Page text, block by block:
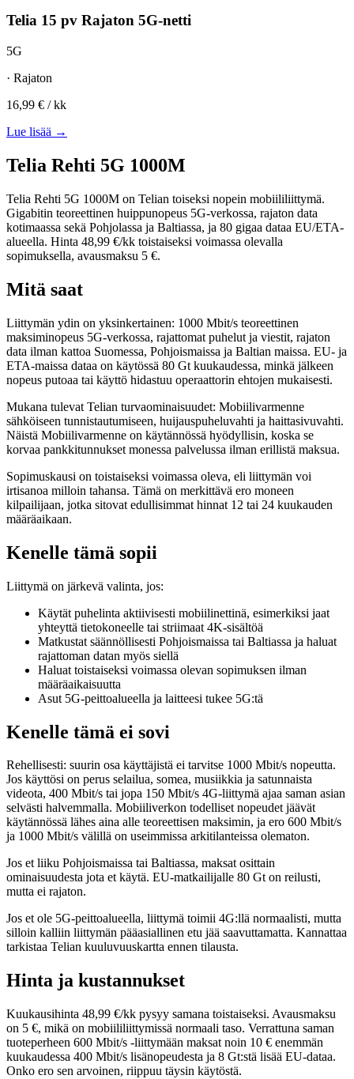
Telia 15 pv Rajaton 5G-netti
5G
· Rajaton
16,99 € / kk
Lue lisää →
Telia Rehti 5G 1000M
Telia Rehti 5G 1000M on Telian toiseksi nopein mobiililiittymä.
Gigabitin teoreettinen huippunopeus 5G-verkossa, rajaton data
kotimaassa sekä Pohjolassa ja Baltiassa, ja 80 gigaa dataa EU/ETA-
alueella. Hinta 48,99 €/kk toistaiseksi voimassa olevalla
sopimuksella, avausmaksu 5 €.
Mitä saat
Liittymän ydin on yksinkertainen: 1000 Mbit/s teoreettinen
maksiminopeus 5G-verkossa, rajattomat puhelut ja viestit, rajaton
data ilman kattoa Suomessa, Pohjoismaissa ja Baltian maissa. EU- ja
ETA-maissa dataa on käytössä 80 Gt kuukaudessa, minkä jälkeen
nopeus putoaa tai käyttö hidastuu operaattorin ehtojen mukaisesti.
Mukana tulevat Telian turvaominaisuudet: Mobiilivarmenne
sähköiseen tunnistautumiseen, huijauspuheluvahti ja haittasivuvahti.
Näistä Mobiilivarmenne on käytännössä hyödyllisin, koska se
korvaa pankkitunnukset monessa palvelussa ilman erillistä maksua.
Sopimuskausi on toistaiseksi voimassa oleva, eli liittymän voi
irtisanoa milloin tahansa. Tämä on merkittävä ero moneen
kilpailijaan, jotka sitovat edullisimmat hinnat 12 tai 24 kuukauden
määräaikaan.
Kenelle tämä sopii
Liittymä on järkevä valinta, jos:
Käytät puhelinta aktiivisesti mobiilinettinä, esimerkiksi jaat
yhteyttä tietokoneelle tai striimaat 4K-sisältöä
Matkustat säännöllisesti Pohjoismaissa tai Baltiassa ja haluat
rajattoman datan myös siellä
Haluat toistaiseksi voimassa olevan sopimuksen ilman
määräaikaisuutta
Asut 5G-peittoalueella ja laitteesi tukee 5G:tä
Kenelle tämä ei sovi
Rehellisesti: suurin osa käyttäjistä ei tarvitse 1000 Mbit/s nopeutta.
Jos käyttösi on perus selailua, somea, musiikkia ja satunnaista
videota, 400 Mbit/s tai jopa 150 Mbit/s 4G-liittymä ajaa saman asian
selvästi halvemmalla. Mobiiliverkon todelliset nopeudet jäävät
käytännössä lähes aina alle teoreettisen maksimin, ja ero 600 Mbit/s
ja 1000 Mbit/s välillä on useimmissa arkitilanteissa olematon.
Jos et liiku Pohjoismaissa tai Baltiassa, maksat osittain
ominaisuudesta jota et käytä. EU-matkailijalle 80 Gt on reilusti,
mutta ei rajaton.
Jos et ole 5G-peittoalueella, liittymä toimii 4G:llä normaalisti, mutta
silloin kalliin liittymän pääasiallinen etu jää saavuttamatta. Kannattaa
tarkistaa Telian kuuluvuuskartta ennen tilausta.
Hinta ja kustannukset
Kuukausihinta 48,99 €/kk pysyy samana toistaiseksi. Avausmaksu
on 5 €, mikä on mobiililiittymissä normaali taso. Verrattuna saman
tuoteperheen 600 Mbit/s -liittymään maksat noin 10 € enemmän
kuukaudessa 400 Mbit/s lisänopeudesta ja 8 Gt:stä lisää EU-dataa.
Onko ero sen arvoinen, riippuu täysin käytöstä.